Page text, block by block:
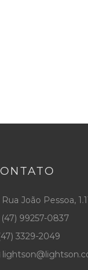
Rua João Pessoa,
(47) 99257-0837
3329-2049